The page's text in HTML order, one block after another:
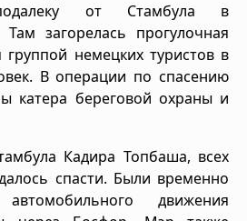
от Стамбула в
загорелась прогулочная
группой немецких туристов в
В операции по спасению
катера береговой охраны и
Кадира Топбаша, всех
спасти. Были временно
движения